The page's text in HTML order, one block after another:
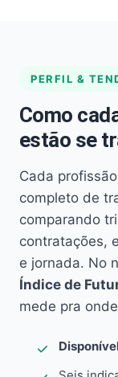
PERFIL &
Como
estão se
Cada
completo de
comparando
contratações,
e jornada. No
Índice de
mede pra